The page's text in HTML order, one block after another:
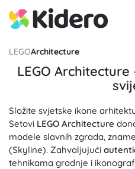
LEGOArchitecture
LEGO
Složite svjetske ikone
Setovi LEGO Architecture
modele slavnih zgrada,
(Skyline). Zahvaljujući
tehnikama gradnje i